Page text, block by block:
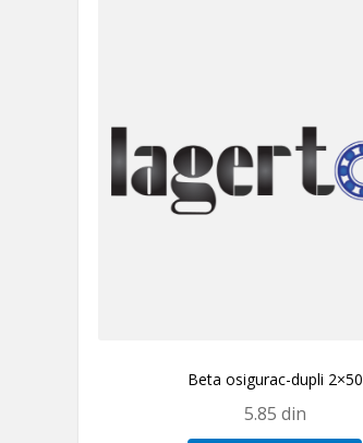
Beta osigurac-dupli 2×50
5.85 din